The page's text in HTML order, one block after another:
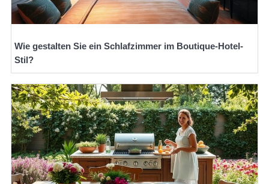
Wie gestalten Sie ein Schlafzimmer im Boutique-Hotel-
Stil?